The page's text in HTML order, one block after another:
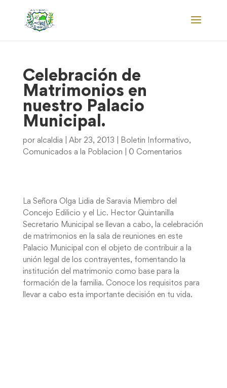
Celebración de
Matrimonios en
nuestro Palacio
Municipal.
por alcaldia Abr 23, 2013 Boletin Informativo,
Comunicados a la Poblacion
0 Comentarios
La Señora Olga Lidia de Saravia Miembro del
Concejo Edilicio y el Lic. Hector Quintanilla
Secretario Municipal se llevan a cabo, la celebración
de matrimonios en la sala de reuniones en este
Palacio Municipal con el objeto de contribuir a la
unión legal de los contrayentes, fomentando la
institución del matrimonio como base para la
formación de la familia. Conoce los requisitos para
llevar a cabo esta importante decisión en tu vida.